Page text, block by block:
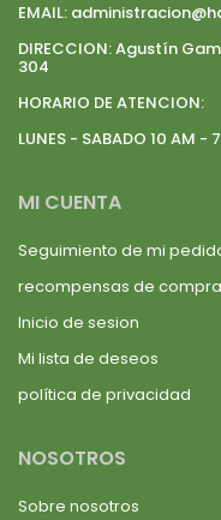
EMAIL:
DIRECCION:Agustín
304
HORARIO DE ATENCION:
LUNES - SABADO 10 AM -
MI CUENTA
Seguimiento de mi
recompensas de compra
Inicio de sesion
Mi lista de deseos
política de privacidad
NOSOTROS
Sobre nosotros